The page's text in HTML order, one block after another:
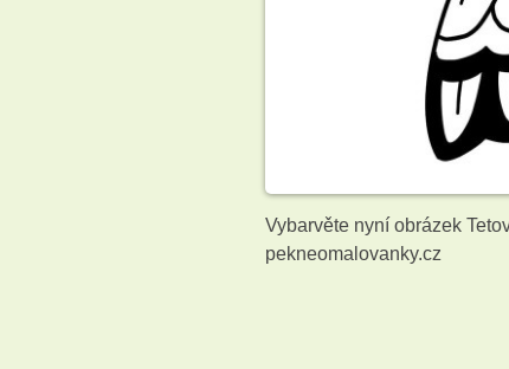
Vybarvěte nyní obrázek
pekneomalovanky.cz